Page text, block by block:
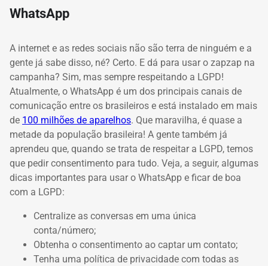
WhatsApp
A internet e as redes sociais não são terra de ninguém e a
gente já sabe disso, né? Certo. E dá para usar o zapzap na
campanha? Sim, mas sempre respeitando a LGPD!
Atualmente, o WhatsApp é um dos principais canais de
comunicação entre os brasileiros e está instalado em mais
de 100 milhões de aparelhos. Que maravilha, é quase a
metade da população brasileira! A gente também já
aprendeu que, quando se trata de respeitar a LGPD, temos
que pedir consentimento para tudo. Veja, a seguir, algumas
dicas importantes para usar o WhatsApp e ficar de boa
com a LGPD:
Centralize as conversas em uma única
conta/número;
Obtenha o consentimento ao captar um contato;
Tenha uma política de privacidade com todas as